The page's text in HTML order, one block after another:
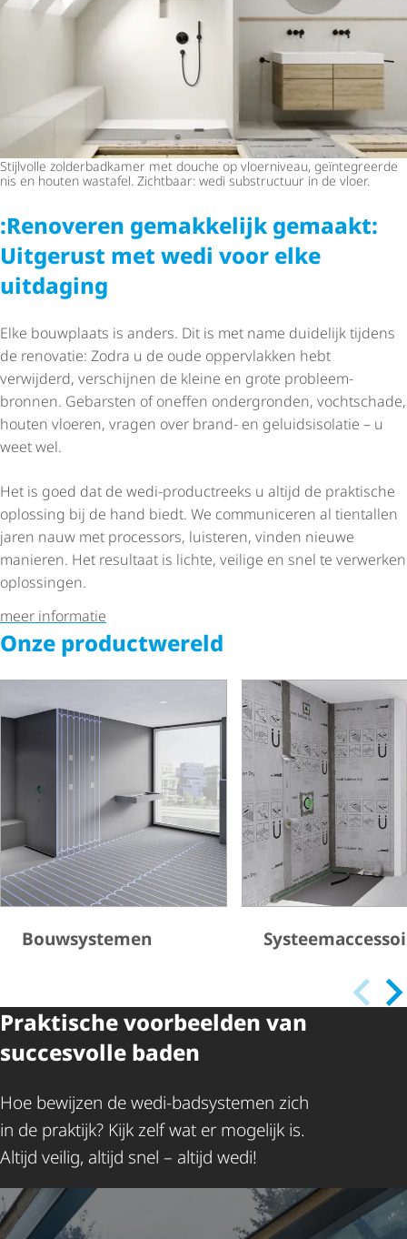
Stijlvolle zolderbadkamer met douche op vloerniveau, geïntegreerde
nis en houten wastafel. Zichtbaar: wedi substructuur in de vloer.
:Renoveren gemakkelijk gemaakt:
Uitgerust met wedi voor elke
uitdaging
Elke bouwplaats is anders. Dit is met name duidelijk tijdens
de renovatie: Zodra u de oude oppervlakken hebt
verwijderd, verschijnen de kleine en grote probleem­
bronnen. Gebarsten of oneffen ondergronden, vochtschade,
houten vloeren, vragen over brand- en geluids­iso­latie – u
weet wel.
Het is goed dat de wedi-productreeks u altijd de praktische
oplossing bij de hand biedt. We communiceren al tientallen
jaren nauw met processors, luisteren, vinden nieuwe
manieren. Het resultaat is lichte, veilige en snel te verwerken
oplossingen.
meer informatie
Onze productwereld
Bouwsystemen
Praktische voorbeelden van
succesvolle baden
Hoe bewijzen de wedi-badsystemen zich
in de praktijk? Kijk zelf wat er mogelijk is.
Altijd veilig, altijd snel – altijd wedi!